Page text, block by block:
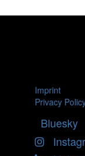
Imprint
Privacy
Bluesky